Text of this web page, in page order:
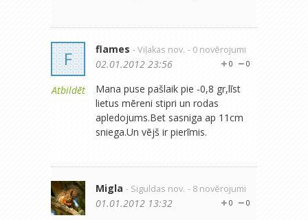
F
Atbildēt
flames - Viļakas nov. - 0 novērojumi
0
0
02.01.2012 23:56
Mana puse pašlaik pie -0,8 gr,līst
lietus mēreni stipri un rodas
apledojums.Bet sasniga ap 11cm
sniega.Un vējš ir pierīmis.
Migla - Siguldas nov. - 8 novērojumi
0
0
01.01.2012 13:32